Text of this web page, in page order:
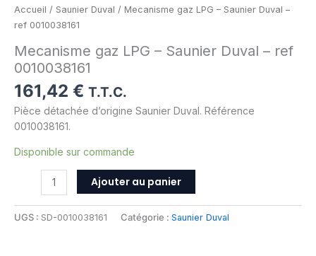
Accueil / Saunier Duval / Mecanisme gaz LPG – Saunier Duval –
ref 0010038161
Mecanisme gaz LPG – Saunier Duval – ref
0010038161
161,42 € T.T.C.
Pièce détachée d’origine Saunier Duval. Référence
0010038161.
Disponible sur commande
Ajouter au panier
UGS : SD-0010038161 Catégorie : Saunier Duval